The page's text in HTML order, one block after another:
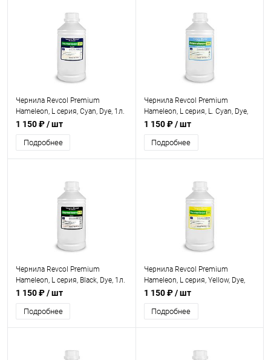
Чернила Revcol Premium
Hameleon, L серия, Cyan, Dye, 1л.
1 150 ₽/ шт
Подробнее
Чернила Revcol Premium
Hameleon, L серия, L. Cyan, Dye,
1л.
1 150 ₽/ шт
Подробнее
Чернила Revcol Premium
Hameleon, L серия, Black, Dye, 1л.
1 150 ₽/ шт
Подробнее
Чернила Revcol Premium
Hameleon, L серия, Yellow, Dye,
1л.
1 150 ₽/ шт
Подробнее